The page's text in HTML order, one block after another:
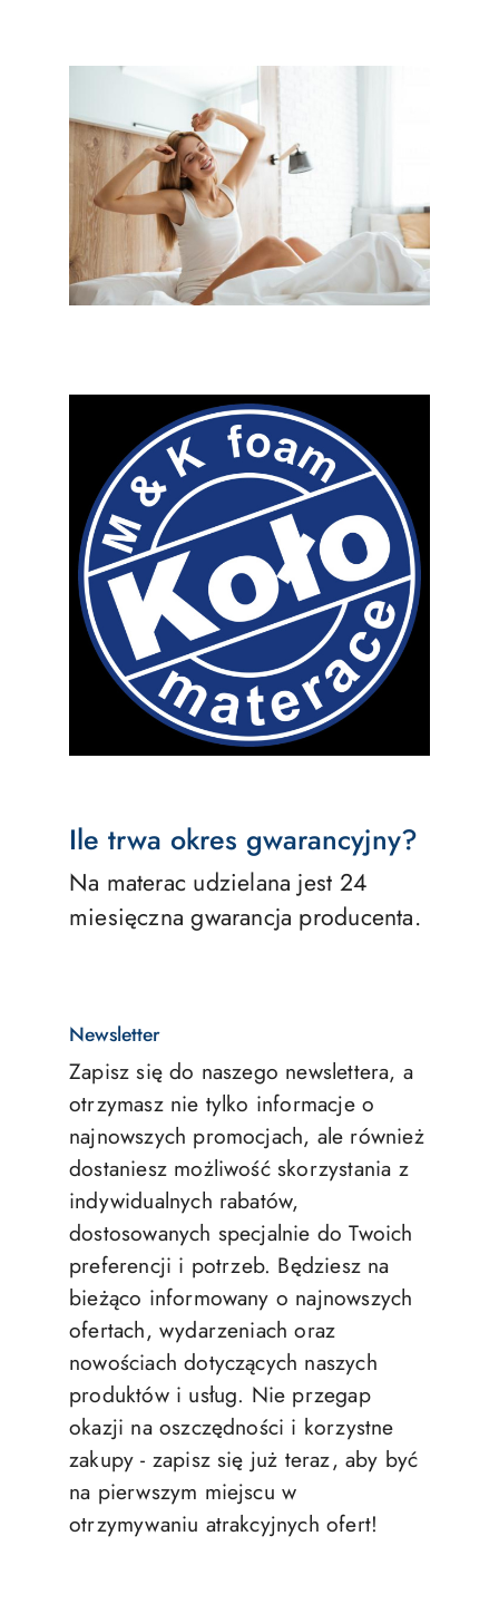
Ile trwa okres gwarancyjny?
Na materac udzielana jest 24
miesięczna gwarancja producenta.
Newsletter
Zapisz się do naszego newslettera, a
otrzymasz nie tylko informacje o
najnowszych promocjach, ale również
dostaniesz możliwość skorzystania z
indywidualnych rabatów,
dostosowanych specjalnie do Twoich
preferencji i potrzeb. Będziesz na
bieżąco informowany o najnowszych
ofertach, wydarzeniach oraz
nowościach dotyczących naszych
produktów i usług. Nie przegap
okazji na oszczędności i korzystne
zakupy - zapisz się już teraz, aby być
na pierwszym miejscu w
otrzymywaniu atrakcyjnych ofert!